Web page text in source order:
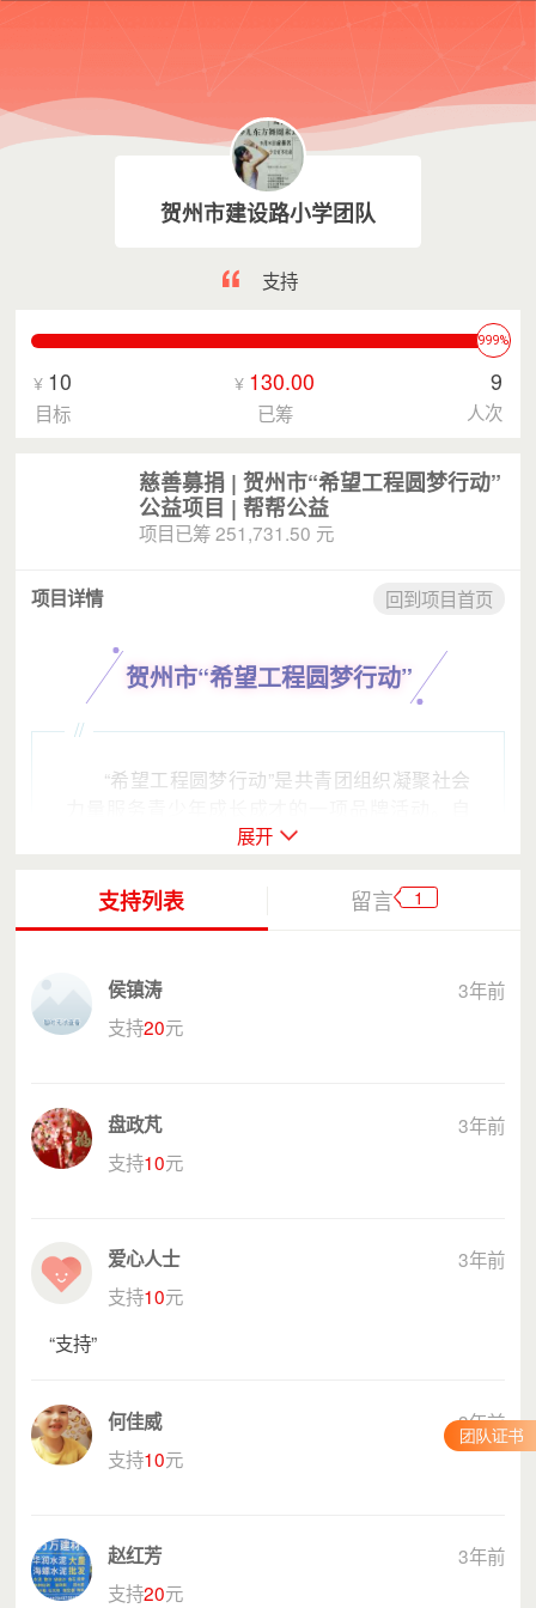
贺州市建设路小学团队
支持
999%
¥ 10
目标
¥ 130.00
已筹
9
人次
慈善募捐 | 贺州市“希望工程圆梦行动”
公益项目 | 帮帮公益
项目已筹 251,731.50 元
项目详情 回到项目首页
贺州市“希望工程圆梦行动”
//
“希望工程圆梦行动”是共青团组织凝聚社会
2006年实施“希望工程圆梦行动”以来，市委、市
已累计募集资金2482万元，帮助9366名困难大
学生圆梦大学。为深入贯彻落实市委、市政府关
行动帮助困难大学生解决上学难的问题，帮助困
难大学生圆大学梦。为助力乡村振兴，以实际行
动帮助困难大学生圆大学梦，团市委、市希望办
1
项目内容
工作委员会、少先队组织、青年联合会、青年企
业家协会、青年文明号组委会成员单位、社会爱
心人士和爱心企业家等各界力量积极捐款，帮助
品学兼优、家庭经济困难学生完成学业，圆贫困
学子的大学梦。
2
资助标准
市本级150名以上，按照3000元/人的标准进行
资助；各县（区）各100名，资助标准由各县
（区）团委参照市级标准并结合实际确定。项目
展开
支持列表 留言 1
侯镇涛
3年前
支持20元
盘政芃
3年前
支持10元
爱心人士
3年前
支持10元
“支持”
何佳威
3年前
支持10元
赵红芳
3年前
支持20元